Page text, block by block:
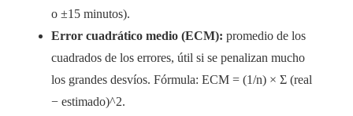
o ±15 minutos).
Error cuadrático medio (ECM): promedio de los
cuadrados de los errores, útil si se penalizan mucho
los grandes desvíos. Fórmula: ECM = (1/n) × Σ (real
− estimado)^2.